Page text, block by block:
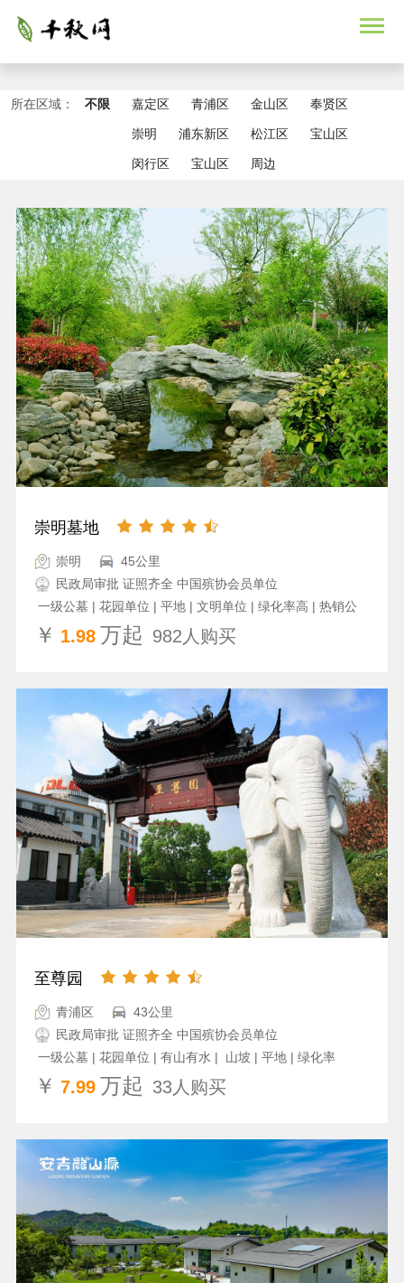
所在区域： 不限 嘉定区 青浦区 金山区 奉贤区
崇明 浦东新区 松江区 宝山区
闵行区 宝山区 周边
崇明墓地
崇明
45公里
民政局审批 证照齐全 中国殡协会员单位
一级公墓 | 花园单位 | 平地 | 文明单位 | 绿化率高 | 热销公
墓
￥ 1.98 万起 982人购买
至尊园
青浦区
43公里
民政局审批 证照齐全 中国殡协会员单位
一级公墓 | 花园单位 | 有山有水 | 山坡 | 平地 | 绿化率
高 | 热销公墓
￥ 7.99 万起 33人购买